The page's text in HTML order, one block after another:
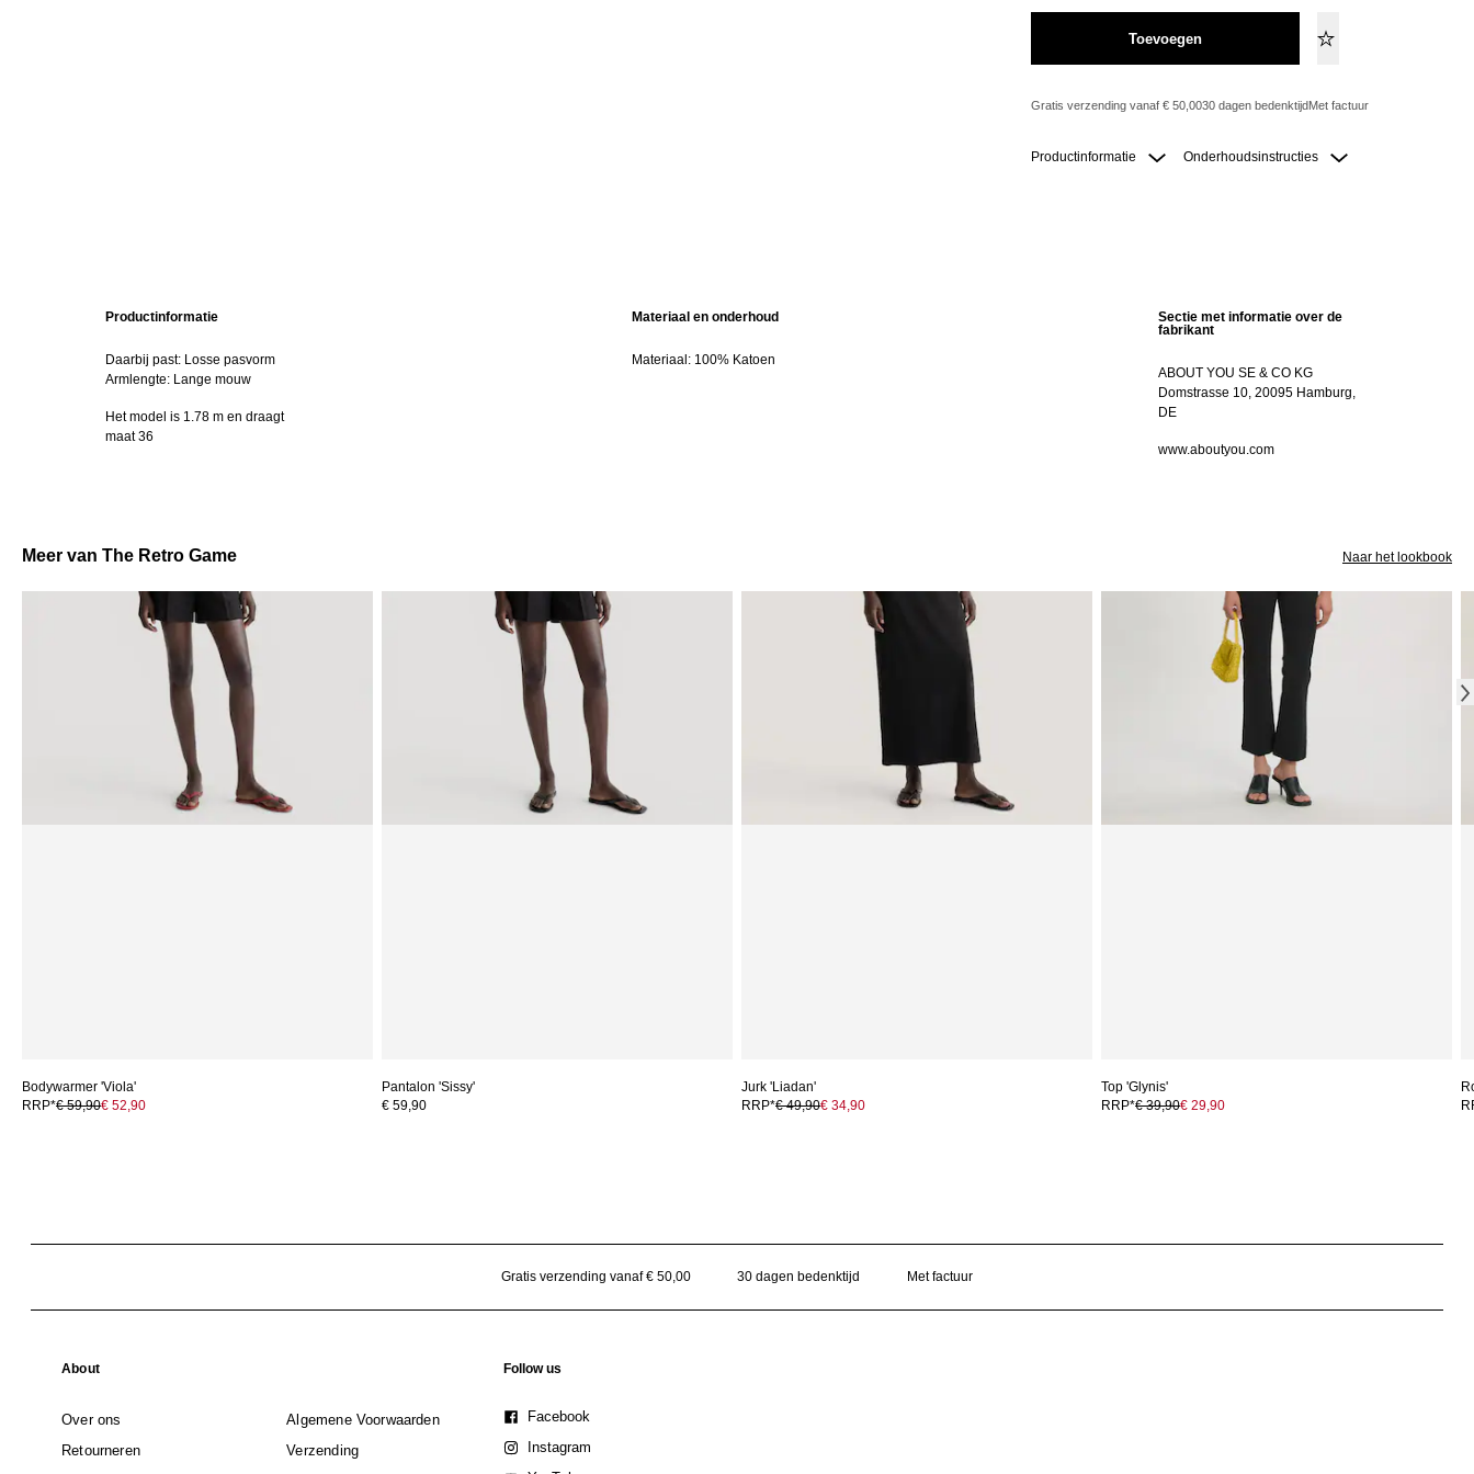
Toevoegen
Gratis verzending vanaf € 50,0030 dagen bedenktijdMet factuur
Productinformatie Onderhoudsinstructies
Productinformatie
Daarbij past: Losse pasvorm
Armlengte: Lange mouw
Het model is 1.78 m en draagt
maat 36
Materiaal en onderhoud
Materiaal: 100% Katoen
Sectie met informatie over de
fabrikant
ABOUT YOU SE & CO KG
Domstrasse 10, 20095 Hamburg,
DE
www.aboutyou.com
Meer van The Retro Game Naar het lookbook
Bodywarmer 'Viola'
RRP*€ 59,90€ 52,90
Pantalon 'Sissy'
€ 59,90
Jurk 'Liadan'
RRP*€ 49,90€ 34,90
Top 'Glynis'
RRP*€ 39,90€ 29,90
Gratis verzending vanaf € 50,00 30 dagen bedenktijd Met factuur
About
Over ons
Algemene Voorwaarden
Retourneren
Verzending
Follow us
Facebook
Instagram